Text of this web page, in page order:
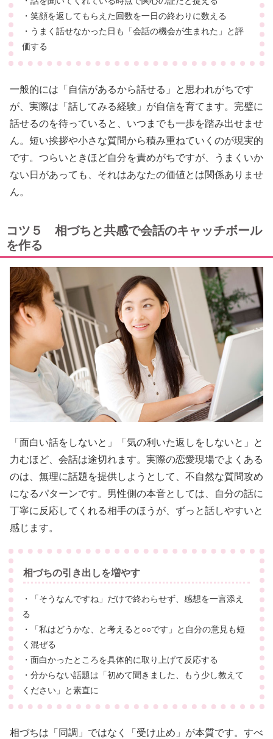
・笑顔を返してもらえた回数を一日の終わりに数える
・うまく話せなかった日も「会話の機会が生まれた」と評
価する
一般的には「自信があるから話せる」と思われがちです
が、実際は「話してみる経験」が自信を育てます。完璧に
話せるのを待っていると、いつまでも一歩を踏み出せませ
ん。短い挨拶や小さな質問から積み重ねていくのが現実的
です。つらいときほど自分を責めがちですが、うまくいか
ない日があっても、それはあなたの価値とは関係ありませ
ん。
コツ５ 相づちと共感で会話のキャッチボール
を作る
「面白い話をしないと」「気の利いた返しをしないと」と
力むほど、会話は途切れます。実際の恋愛現場でよくある
のは、無理に話題を提供しようとして、不自然な質問攻め
になるパターンです。男性側の本音としては、自分の話に
丁寧に反応してくれる相手のほうが、ずっと話しやすいと
感じます。
相づちの引き出しを増やす
・「そうなんですね」だけで終わらせず、感想を一言添え
る
・「私はどうかな、と考えると○○です」と自分の意見も短
く混ぜる
・面白かったところを具体的に取り上げて反応する
・分からない話題は「初めて聞きました、もう少し教えて
ください」と素直に
相づちは「同調」ではなく「受け止め」が本質です。すべ